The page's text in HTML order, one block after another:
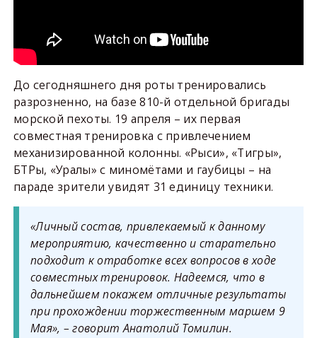
До сегодняшнего дня роты тренировались
разрозненно, на базе 810-й отдельной бригады
морской пехоты. 19 апреля – их первая
совместная тренировка с привлечением
механизированной колонны. «Рыси», «Тигры»,
БТРы, «Уралы» с миномётами и гаубицы – на
параде зрители увидят 31 единицу техники.
«Личный состав, привлекаемый к данному
мероприятию, качественно и старательно
подходит к отработке всех вопросов в ходе
совместных тренировок. Надеемся, что в
дальнейшем покажем отличные результаты
при прохождении торжественным маршем 9
Мая», – говорит Анатолий Томилин.